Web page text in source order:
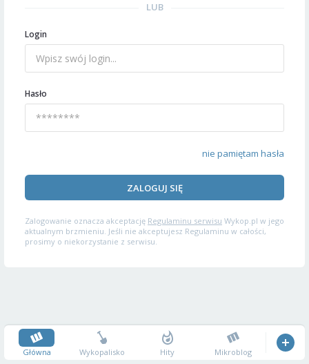
LUB
Login
Hasło
nie pamiętam hasła
ZALOGUJ SIĘ
Zalogowanie oznacza akceptację Regulaminu serwisu Wykop.pl w jego
aktualnym brzmieniu. Jeśli nie akceptujesz Regulaminu w całości,
prosimy o niekorzystanie z serwisu.
Główna Wykopalisko Hity Mikroblog